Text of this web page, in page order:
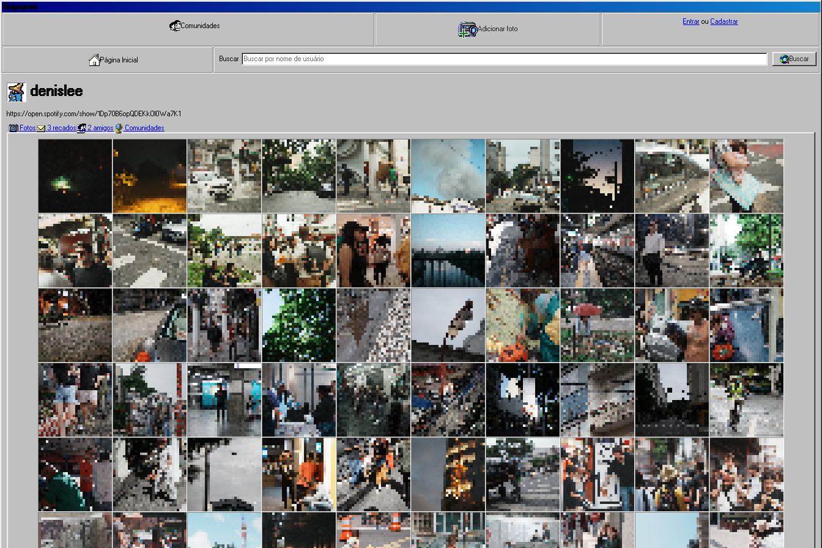
Gugugram
Página Inicial
Comunidades Adicionar foto
Buscar Buscar
Entrar ou Cadastrar
denislee
https://open.spotify.com/show/1Dp70B6opQDEKkOl0Wa7K1
Fotos 3 recados 2 amigos Comunidades